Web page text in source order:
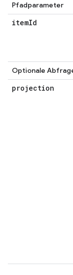
Pfadparameter
itemId
Optionale
projection